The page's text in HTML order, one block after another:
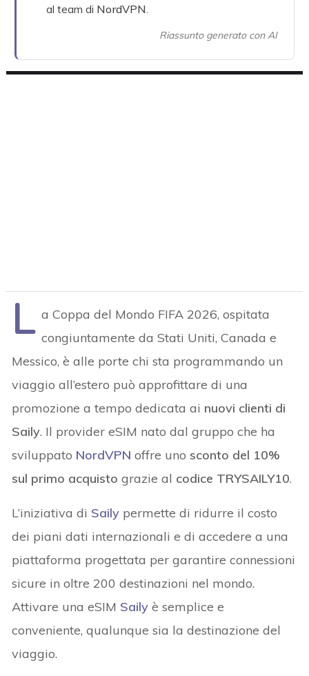
al team di NordVPN
Riassunto generato con AI
L a Coppa del Mondo FIFA 2026, ospitata
congiuntamente da Stati Uniti, Canada e
Messico, è alle porte chi sta programmando un
viaggio all’estero può approfittare di una
promozione a tempo dedicata ai nuovi clienti di
Saily. Il provider eSIM nato dal gruppo che ha
sviluppato NordVPNoffre uno sconto del 10%
sul primo acquisto grazie al codice TRYSAILY10.
L’iniziativa di Saily permette di ridurre il costo
dei piani dati internazionali e di accedere a una
piattaforma progettata per garantire connessioni
sicure in oltre 200 destinazioni nel mondo.
Attivare una eSIM Saily è semplice e
conveniente, qualunque sia la destinazione del
viaggio.